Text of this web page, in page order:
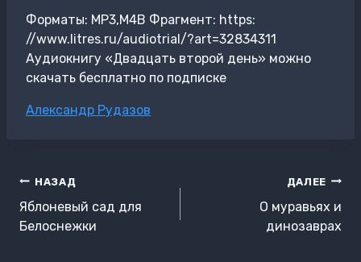
Форматы: MP3,M4B Фрагмент: https:
//www.litres.ru/audiotrial/?art=32834311
Аудиокнигу «Двадцать второй день» можно
скачать бесплатно по подписке
Метки
Александр Рудазов
Навигация
по
записям
НАЗАД
Яблоневый сад для
Белоснежки
ДАЛЕЕ
О муравьях и
динозаврах